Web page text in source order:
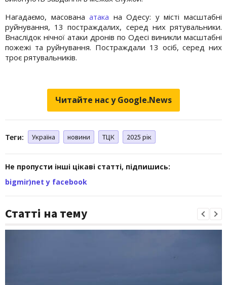
Нагадаємо, масованаатака на Одесу: у місті масштабні
руйнування, 13 постраждалих, серед них рятувальники.
Внаслідок нічної атаки дронів по Одесі виникли масштабні
пожежі та руйнування. Постраждали 13 осіб, серед них
троє рятувальників.
Читайте нас у Google.News
Теги: Україна новини ТЦК 2025 рік
Не пропусти інші цікаві статті, підпишись:
bigmir)net у facebook
Статті на тему